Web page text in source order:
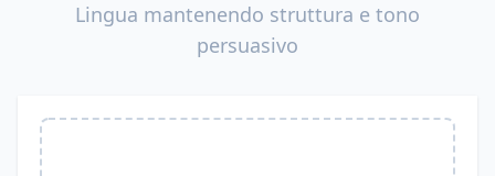
Lingua mantenendo struttura e tono
persuasivo